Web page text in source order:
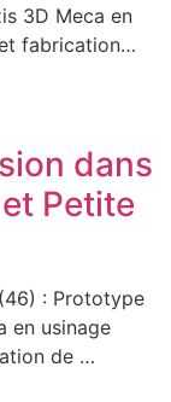
3D Meca en
fabrication…
dans
Petite
: Prototype
en usinage
de …